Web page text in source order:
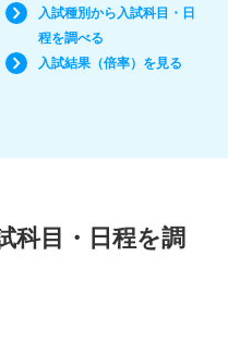
入試種別から入試科目・日
程を調べる
入試結果（倍率）を見る
科目・日程を調